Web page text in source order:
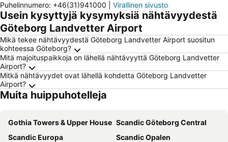
Puhelinnumero: +46(31)941000 Virallinen sivusto
Usein kysyttyjä kysymyksiä nähtävyydestä
Göteborg Landvetter Airport
Mikä tekee nähtävyydestä Göteborg Landvetter Airport suositun
kohteessa Göteborg?
Mitä majoituspaikkoja on lähellä nähtävyyttä Göteborg Landvetter
Airport?
Mitkä nähtävyydet ovat lähellä kohdetta Göteborg Landvetter
Airport?
Muita huippuhotelleja
Gothia Towers & Upper House Scandic Göteborg Central
Scandic Europa
Scandic Opalen